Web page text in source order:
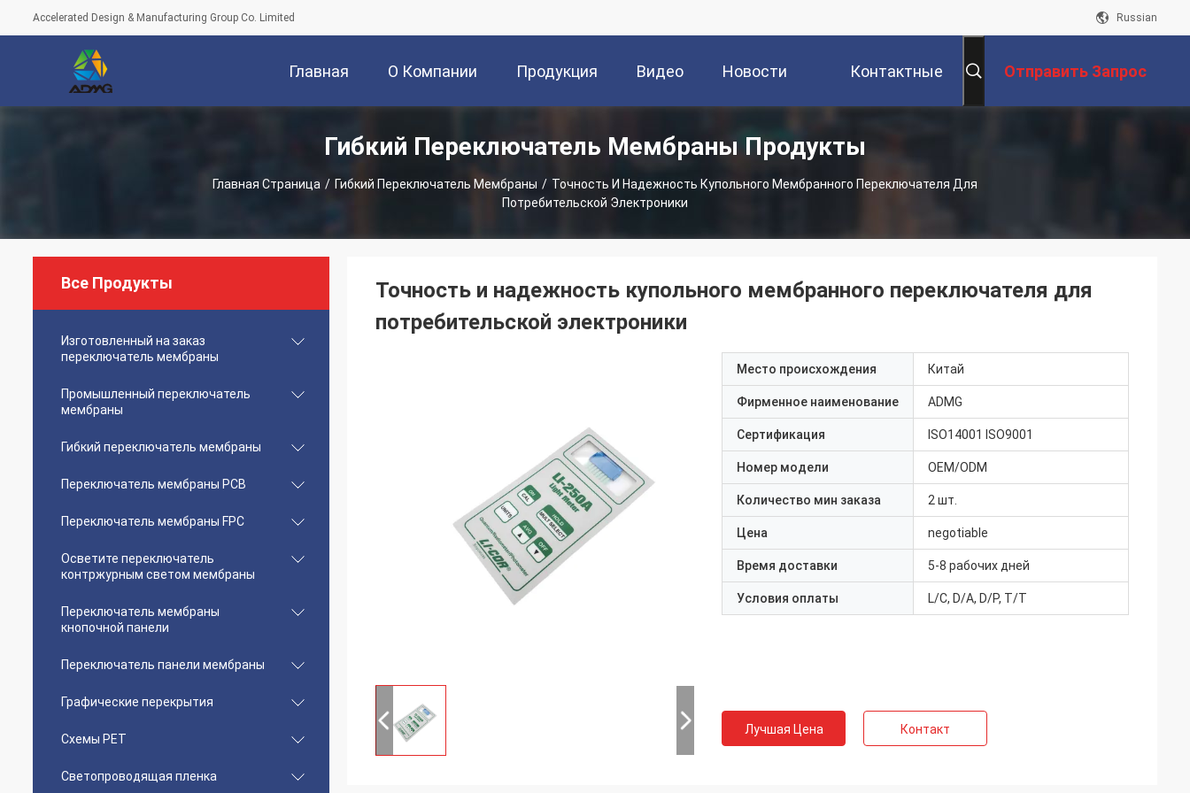
Accelerated Design & Manufacturing Group Co. Limited Russian
Главная
Страница
О Компании Продукция Видео Новости Контактные Отправить Запрос
Гибкий Переключатель Мембраны Продукты
Главная Страница / Гибкий Переключатель Мембраны / Точность И Надежность Купольного Мембранного Переключателя Для
Потребительской Электроники
Все Продукты
Изготовленный на заказ
переключатель мембраны
Промышленный переключатель
мембраны
Гибкий переключатель мембраны
Переключатель мембраны PCB
Переключатель мембраны FPC
Осветите переключатель
контржурным светом мембраны
Переключатель мембраны
кнопочной панели
Переключатель панели мембраны
Графические перекрытия
Схемы PET
Светопроводящая пленка
Точность и надежность купольного мембранного переключателя для
потребительской электроники
Место происхождения Китай
Фирменное наименование ADMG
Сертификация ISO14001 ISO9001
Номер модели OEM/ODM
Количество мин заказа 2 шт.
Цена negotiable
Время доставки 5-8 рабочих дней
Условия оплаты L/C, D/A, D/P, T/T
Лучшая Цена Контакт